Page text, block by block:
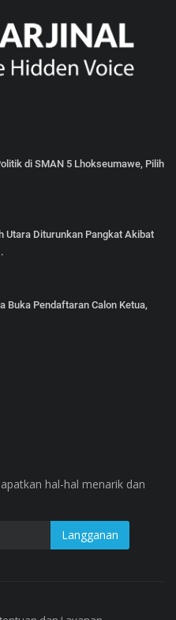
di SMAN 5 Lhokseumawe, Pilih
Utara Diturunkan Pangkat Akibat
Buka Pendaftaran Calon Ketua,
hal-hal menarik dan